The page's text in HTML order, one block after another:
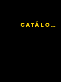
CATÁLOGO